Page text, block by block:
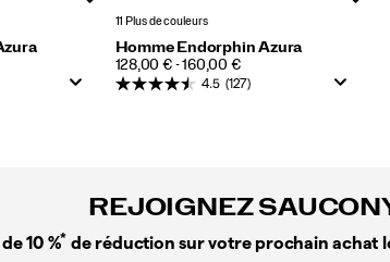
11 Plus de couleurs
Homme Endorphin Azura
PRICE
128,00 € - 160,00 €
4.5 (127)
REJOIGNEZ
10 %* de réduction sur votre prochain achat